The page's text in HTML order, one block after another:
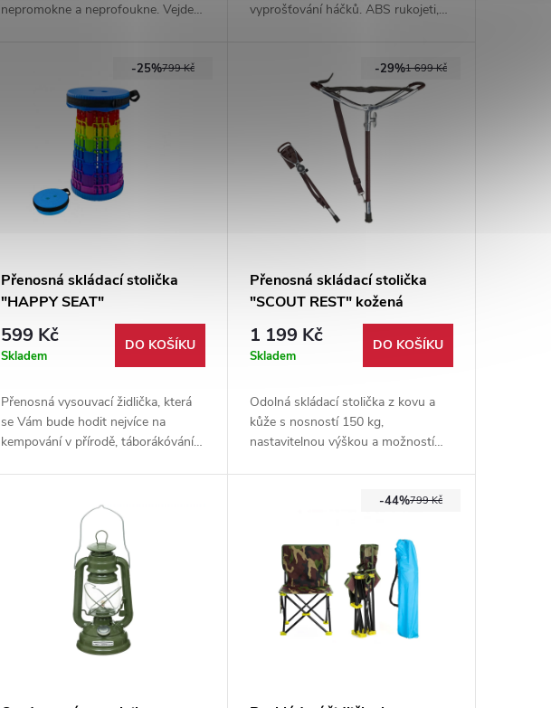
nepromokne a neprofoukne. Vejde
vyprošťování háčků. ABS rukojeti,
799 Kč
-25%
Přenosná skládací stolička
"HAPPY SEAT"
599 Kč
Skladem
DO KOŠÍKU
Přenosná vysouvací židlička, která
se Vám bude hodit nejvíce na
kempování v přírodě, táborákóvání,
který poté lze pohodlně nosit, díky
lehké váze Vám nebude nijak
1 699 Kč
-29%
Přenosná skládací stolička
"SCOUT REST" kožená
1 199 Kč
Skladem
DO KOŠÍKU
Odolná skládací stolička z kovu a
kůže s nosností 150 kg,
nastavitelnou výškou a možností
799 Kč
-44%